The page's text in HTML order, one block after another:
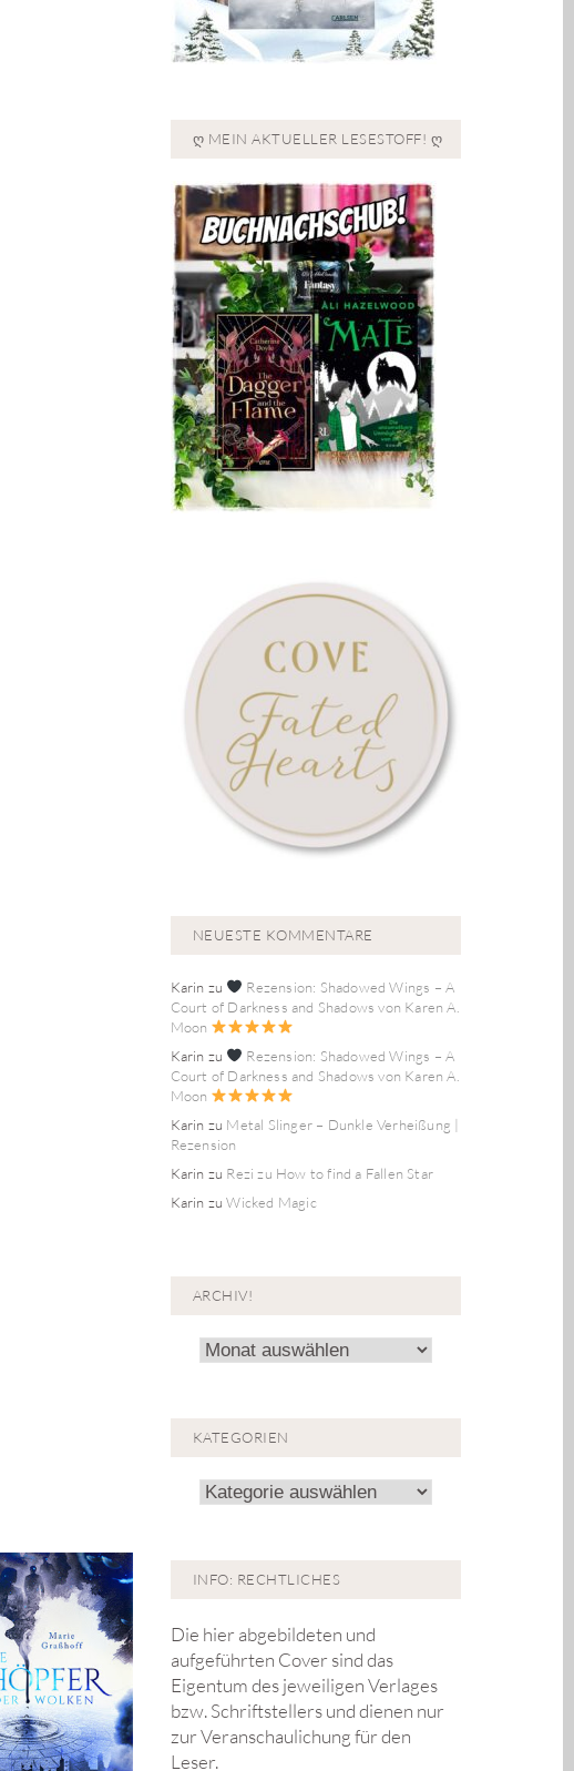
Ღ MEIN AKTUELLER LESESTOFF! Ღ
NEUESTE KOMMENTARE
Karin zu
Rezension: Shadowed Wings – A
Court of Darkness and Shadows von Karen A.
Moon
Karin zu
Rezension: Shadowed Wings – A
Court of Darkness and Shadows von Karen A.
Moon
Karin zu Metal Slinger – Dunkle Verheißung |
Rezension
Karin zu Rezi zu How to find a Fallen Star
Karin zuWicked Magic
ARCHIV!
Archiv!
KATEGORIEN
Kategorien
INFO: RECHTLICHES
Die hier abgebildeten und
aufgeführten Cover sind das
Eigentum des jeweiligen Verlages
bzw. Schriftstellers und dienen nur
zur Veranschaulichung für den
Leser.